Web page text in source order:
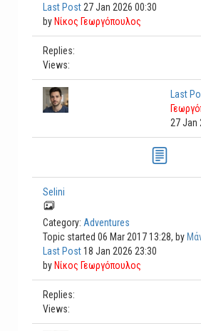
Last Post 27 Jan 2026 00:30
by Νίκος Γεωργόπουλος
Replies:
Views:
Last
27 Jan
Selini
Category: Adventures
Topic started 06 Mar 2017 13:28, by
Last Post18 Jan 2026 23:30
by Νίκος Γεωργόπουλος
Replies:
Views: